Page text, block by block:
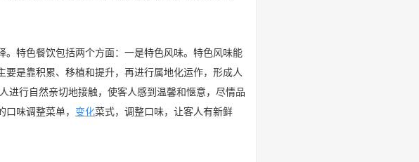
特色餐饮包括两个方面：一是特色风味。特色风味能
是靠积累、移植和提升，再进行属地化运作，形成人
进行自然亲切地接触，使客人感到温馨和惬意，尽情品
味调整菜单， 变化菜式，调整口味，让客人有新鲜